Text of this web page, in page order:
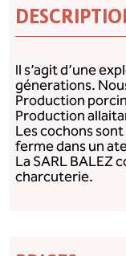
Il s’agit d’une
génerations.
Production
Production
Les cochons
ferme dans un
La SARL BALEZ
charcuterie.